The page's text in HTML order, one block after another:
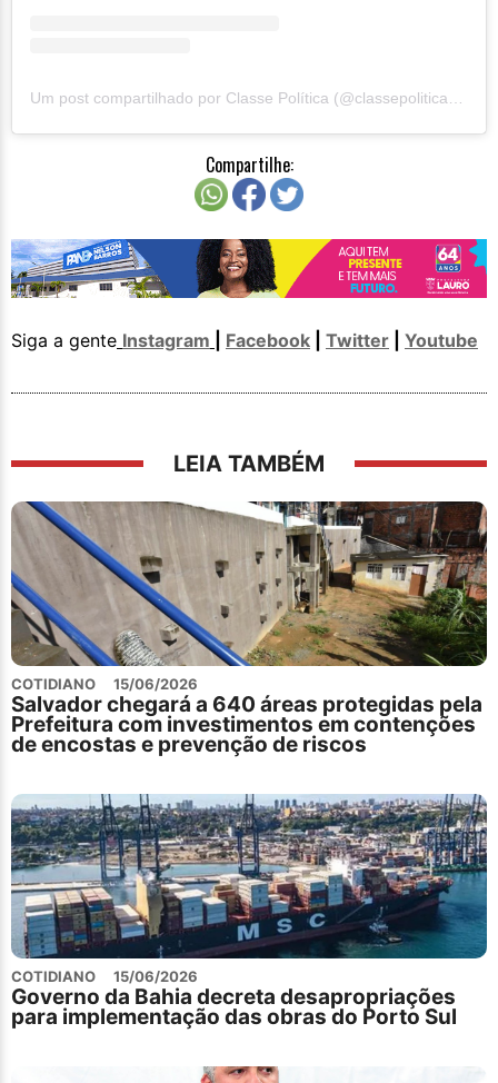
Compartilhe:
Siga a gente Instagram Facebook Twitter Youtube
LEIA TAMBÉM
COTIDIANO 15/06/2026
Salvador chegará a 640 áreas protegidas pela
Prefeitura com investimentos em contenções
de encostas e prevenção de riscos
COTIDIANO 15/06/2026
Governo da Bahia decreta desapropriações
para implementação das obras do Porto Sul